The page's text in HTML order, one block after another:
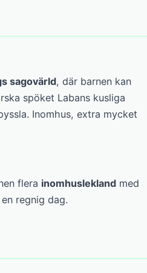
sagovärld, där barnen kan
spöket Labans kusliga
Inomhus, extra mycket
flera inomhuslekland med
regnig dag.